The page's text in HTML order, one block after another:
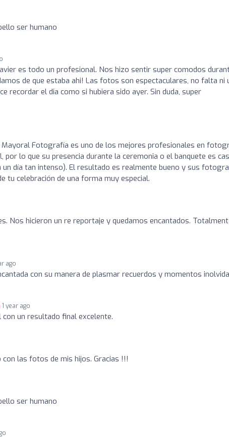
ser humano
es todo un profesional. Nos hizo sentir super comodos
de que estaba ahi! Las fotos son espectaculares, no falta ni
recordar el dia como si hubiera sido ayer. Sin duda, super
Mayoral Fotografía es uno de los mejores profesionales en
por lo que su presencia durante la ceremonia o el banquete es
un día tan intenso). El resultado es realmente bueno y sus
tu celebración de una forma muy especial.
Nos hicieron un re reportaje y quedamos encantados.
ago
con su manera de plasmar recuerdos y momentos
1 year ago
un resultado final excelente.
con las fotos de mis hijos. Gracias !!!
ser humano